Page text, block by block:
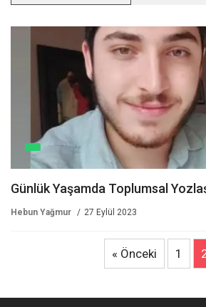
Günlük Yaşamda Toplumsal
Hebun Yağmur 27 Eylül 2023
« Önceki 1